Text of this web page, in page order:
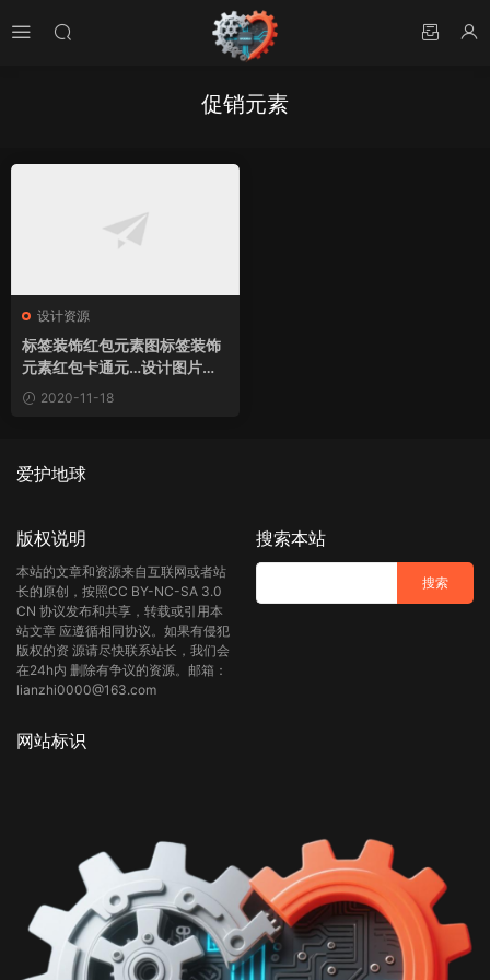
促销元素
设计资源
标签装饰红包元素图标签装饰
元素红包卡通元…设计图片素
材下载
2020-11-18
爱护地球
版权说明
本站的文章和资源来自互联网或者站
长的原创，按照CC BY-NC-SA 3.0
CN 协议发布和共享，转载或引用本
站文章 应遵循相同协议。如果有侵犯
版权的资 源请尽快联系站长，我们会
在24h内 删除有争议的资源。邮箱：
lianzhi0000@163.com
搜索本站
网站标识